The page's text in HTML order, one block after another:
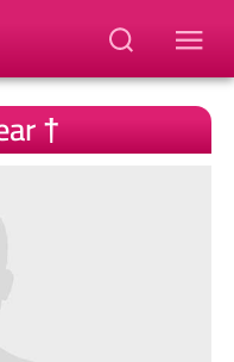
†